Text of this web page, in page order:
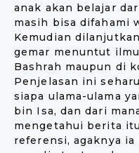
anak akan belajar
masih bisa difahami
Kemudian
gemar menuntut
Bashrah maupun di
Penjelasan ini
siapa ulama-ulama
bin Isa, dan dari
mengetahui berita
referensi, agaknya